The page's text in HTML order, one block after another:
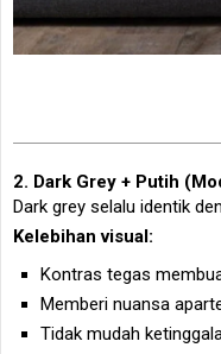
2. Dark Grey + Putih
Dark grey selalu identik
Kelebihan visual:
Kontras tegas
Memberi nuansa
Tidak mudah